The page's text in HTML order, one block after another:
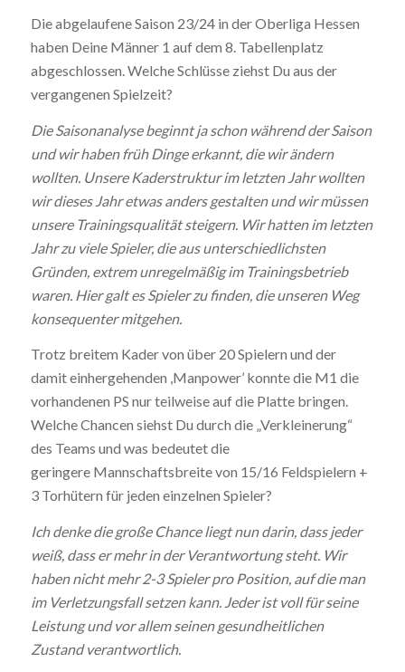
Die abgelaufene Saison 23/24 in der Oberliga Hessen
haben Deine Männer 1 auf dem 8. Tabellenplatz
abgeschlossen. Welche Schlüsse ziehst Du aus der
vergangenen Spielzeit?
Die Saisonanalyse beginnt ja schon während der Saison
und wir haben früh Dinge erkannt, die wir ändern
wollten. Unsere Kaderstruktur im letzten Jahr wollten
wir dieses Jahr etwas anders gestalten und wir müssen
unsere Trainingsqualität steigern. Wir hatten im letzten
Jahr zu viele Spieler, die aus unterschiedlichsten
Gründen, extrem unregelmäßig im Trainingsbetrieb
waren. Hier galt es Spieler zu finden, die unseren Weg
konsequenter mitgehen.
Trotz breitem Kader von über 20 Spielern und der
damit einhergehenden ,Manpower’ konnte die M1 die
vorhandenen PS nur teilweise auf die Platte bringen.
Welche Chancen siehst Du durch die „Verkleinerung“
des Teams und was bedeutet die
geringere Mannschaftsbreite von 15/16 Feldspielern +
3 Torhütern für jeden einzelnen Spieler?
Ich denke die große Chance liegt nun darin, dass jeder
weiß, dass er mehr in der Verantwortung steht. Wir
haben nicht mehr 2-3 Spieler pro Position, auf die man
im Verletzungsfall setzen kann. Jeder ist voll für seine
Leistung und vor allem seinen gesundheitlichen
Zustand verantwortlich.